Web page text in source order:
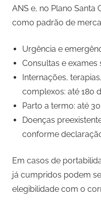
ANS e, no Plano Santa
como padrão de
Urgência e
Consultas e exames
Internações,
complexos: até 180
Parto a termo: até
Doenças
conforme
Em casos de
já cumpridos podem
elegibilidade com o